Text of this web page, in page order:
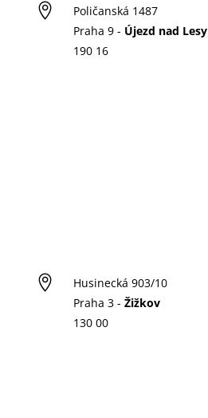

Poličanská 1487
Praha 9 - Újezd nad Lesy
190 16

Husinecká 903/10
Praha 3 - Žižkov
130 00